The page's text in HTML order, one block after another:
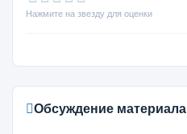
Нажмите на звезду для оценки
Обсуждение материала